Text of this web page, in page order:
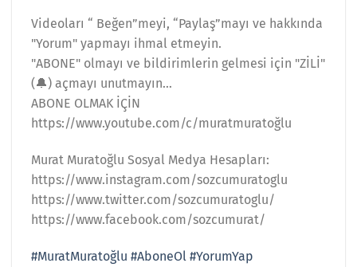
Videoları “ Beğen”meyi, “Paylaş”mayı ve hakkında
"Yorum" yapmayı ihmal etmeyin.
"ABONE" olmayı ve bildirimlerin gelmesi için "ZİLİ"
(🔔) açmayı unutmayın…
ABONE OLMAK İÇİN
https://www.youtube.com/c/muratmuratoğlu
Murat Muratoğlu Sosyal Medya Hesapları:
https://www.instagram.com/sozcumuratoglu
https://www.twitter.com/sozcumuratoglu/
https://www.facebook.com/sozcumurat/
#MuratMuratoğlu #AboneOl #YorumYap